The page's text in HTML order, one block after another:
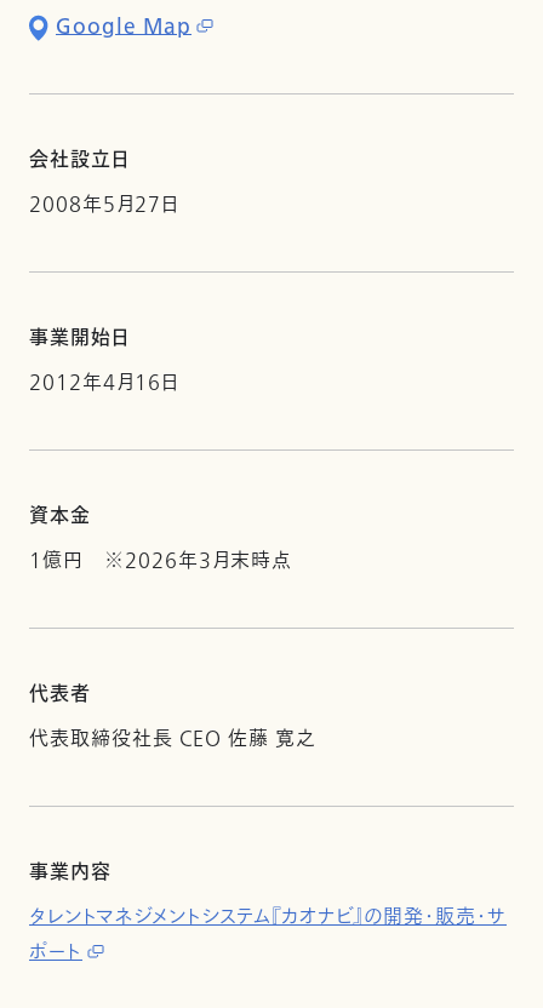
Google Map
会社設立日
2008年5月27日
事業開始日
2012年4月16日
資本金
1億円 ※2026年3月末時点
代表者
代表取締役社長 CEO 佐藤 寛之
事業内容
タレントマネジメントシステム『カオナビ』の開発・販売・サ
ポート